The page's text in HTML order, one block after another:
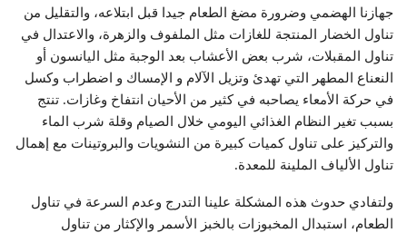
جهازنا الهضمي وضرورة مضغ الطعام جيدا قبل ابتلاعه، والتقليل من
تناول الخضار المنتجة للغازات مثل الملفوف والزهرة، والاعتدال في
تناول المقبلات، شرب بعض الأعشاب بعد الوجبة مثل اليانسون أو
النعناع المطهر التي تهدئ وتزيل الآلام و الإمساك و اضطراب وكسل
في حركة الأمعاء يصاحبه في كثير من الأحيان انتفاخ وغازات. تنتج
بسبب تغير النظام الغذائي اليومي خلال الصيام وقلة شرب الماء
والتركيز على تناول كميات كبيرة من النشويات والبروتينات مع إهمال
تناول الألياف الملينة للمعدة.
ولتفادي حدوث هذه المشكلة علينا التدرج وعدم السرعة في تناول
الطعام، استبدال المخبوزات بالخبز الأسمر والإكثار من تناول